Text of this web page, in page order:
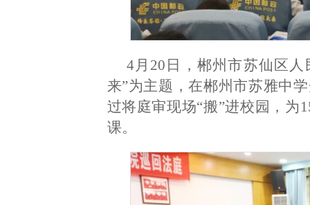
4月20日，郴州市苏仙区
来”为主题，在郴州市苏雅中
过将庭审现场“搬”进校园，为
课。